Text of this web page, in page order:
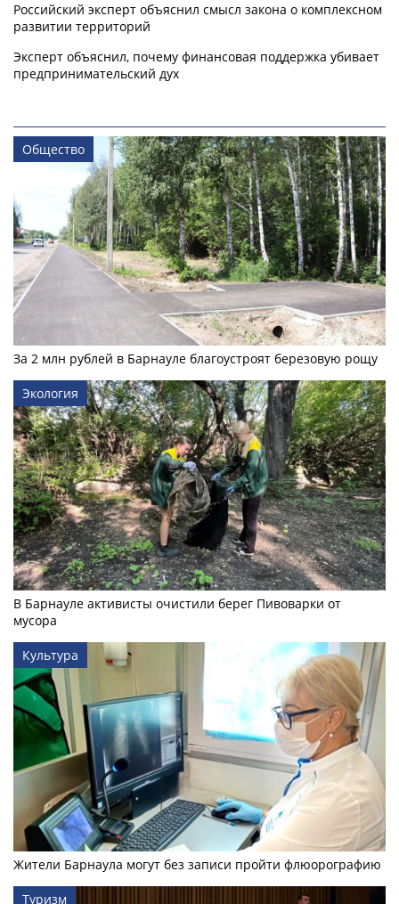
Российский эксперт объяснил смысл закона о комплексном
развитии территорий
Эксперт объяснил, почему финансовая поддержка убивает
предпринимательский дух
Общество
За 2 млн рублей в Барнауле благоустроят березовую рощу
Экология
В Барнауле активисты очистили берег Пивоварки от
мусора
Культура
Жители Барнаула могут без записи пройти флюорографию
Туризм